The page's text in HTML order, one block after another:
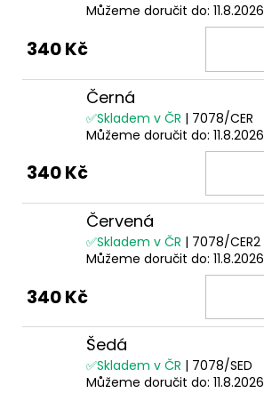
Můžeme doručit do: 11.8.2026
340 Kč
Černá
✅Skladem v ČR | 7078/CER
Můžeme doručit do: 11.8.2026
340 Kč
Červená
✅Skladem v ČR | 7078/CER2
Můžeme doručit do: 11.8.2026
340 Kč
Šedá
✅Skladem v ČR | 7078/SED
Můžeme doručit do: 11.8.2026